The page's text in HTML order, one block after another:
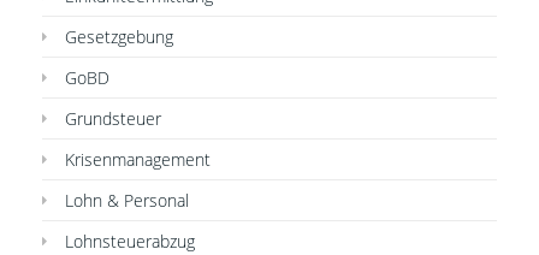
Gesetzgebung
GoBD
Grundsteuer
Krisenmanagement
Lohn & Personal
Lohnsteuerabzug